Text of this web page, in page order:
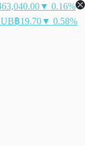
▼ 0.16%
฿19.70▼ 0.58%